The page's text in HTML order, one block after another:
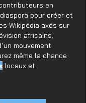
en
pour créer et
Wikipédia axés sur
africains.
mouvement
même la chance
locaux et